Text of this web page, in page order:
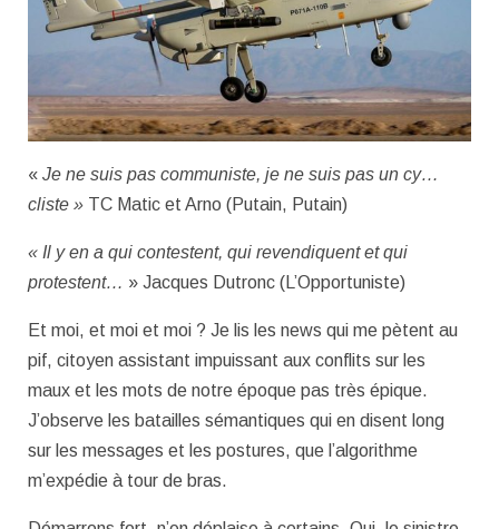
« Je ne suis pas communiste, je ne suis pas un cy…
cliste » TC Matic et Arno (Putain, Putain)
« Il y en a qui contestent, qui revendiquent et qui
protestent… » Jacques Dutronc (L’Opportuniste)
Et moi, et moi et moi ? Je lis les news qui me pètent au
pif, citoyen assistant impuissant aux conflits sur les
maux et les mots de notre époque pas très épique.
J’observe les batailles sémantiques qui en disent long
sur les messages et les postures, que l’algorithme
m’expédie à tour de bras.